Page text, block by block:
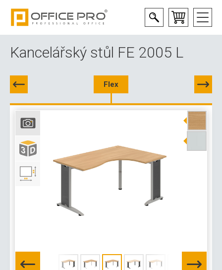
Kancelářský stůl FE 2005 L
Flex